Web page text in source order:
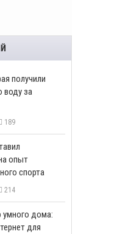
получили
воду за
189
опыт
спорта
214
умного дома:
для